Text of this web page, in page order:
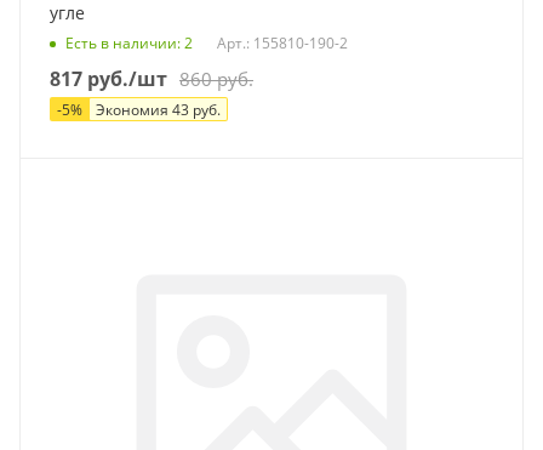
угле
Есть в наличии: 2 Арт.: 155810-190-2
817 руб./шт 860руб.
-5% Экономия 43 руб.